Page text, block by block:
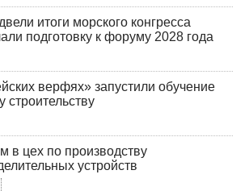
итоги морского конгресса
подготовку к форуму 2028 года
верфях» запустили обучение
строительству
в цех по производству
устройств